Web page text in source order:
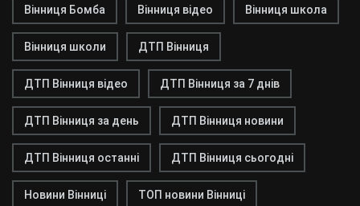
Вінниця Бомба Вінниця відео Вінниця школа
Вінниця школи ДТП Вінниця
ДТП Вінниця відео ДТП Вінниця за 7 днів
ДТП Вінниця за день ДТП Вінниця новини
ДТП Вінниця останні ДТП Вінниця сьогодні
Новини Вінниці ТОП новини Вінниці